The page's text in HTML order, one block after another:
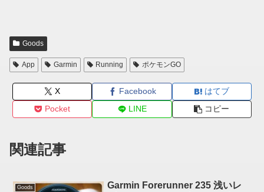
Goods
App Garmin Running ポケモンGO
X Facebook
はてブ
Pocket
LINE コピー
関連記事
Goods
Garmin Forerunner 235 浅いレ